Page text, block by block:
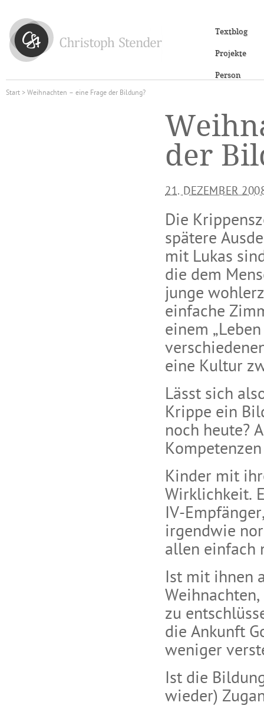
Textblog
Projekte
Person
Start> Weihnachten – eine Frage der Bildung?
der
21. DEZEMBER
Die
spätere
mit Lukas
die dem
junge
einfache
einem
eine Kultur
Lässt sich
Krippe ein
noch heute?
Kinder mit
Wirklichkeit.
IV-
irgendwie
allen einfach
Ist mit ihnen
zu
die Ankunft
weniger
Ist die
wieder)